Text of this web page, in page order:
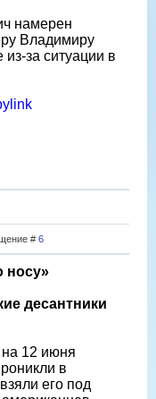
намерен
Владимиру
за ситуации в
# 6
носу»
десантники
на 12 июня
в
его под